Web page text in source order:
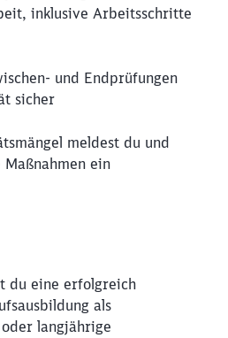
inklusive Arbeitsschritte
und Endprüfungen
sicher
meldest du und
ein
du eine erfolgreich
als
langjährige